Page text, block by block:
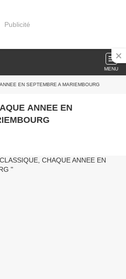
Publicité
MENU
EN SEPTEMBRE A MARIEMBOURG
ANNEE EN